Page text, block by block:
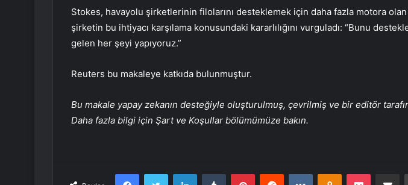
Stokes, havayolu şirketlerinin filolarını desteklemek için daha fazla motora
şirketin bu ihtiyacı karşılama konusundaki kararlılığını vurguladı: “Bunu
gelen her şeyi yapıyoruz.”
Reuters bu makaleye katkıda bulunmuştur.
Bu makale yapay zekanın desteğiyle oluşturulmuş, çevrilmiş ve bir editör
Daha fazla bilgi için Şart ve Koşullar bölümümüze bakın.
FacebookTwitter LinkedInTumblr PinterestReddit VKontakteOdnoklassniki
Pocket E-